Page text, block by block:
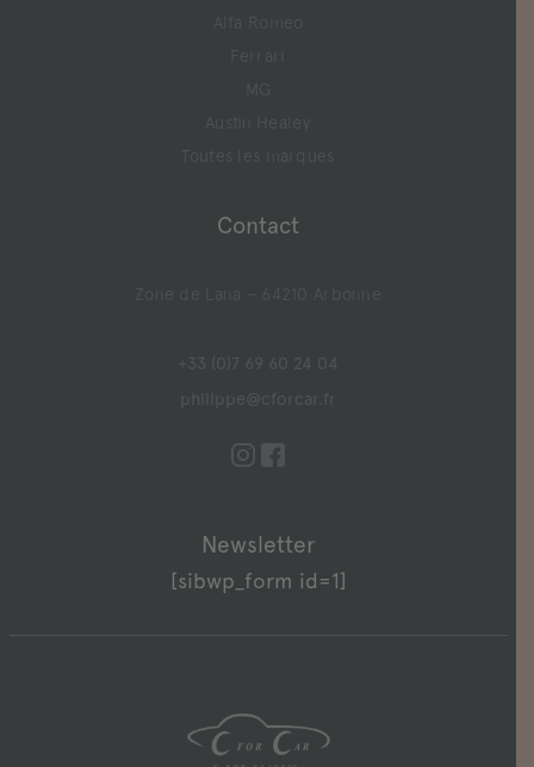
Alfa Romeo
Ferrari
MG
Austin Healey
Toutes les marques
Contact
Zone de Lana – 64210 Arbonne
+33 (0)7 69 60 24 04
philippe@cforcar.fr
Newsletter
[sibwp_form id=1]